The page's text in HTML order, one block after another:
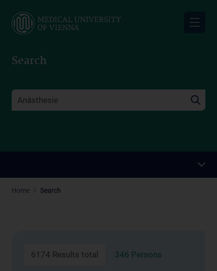
main
Search
Home Search
6174 Results total 346 Persons